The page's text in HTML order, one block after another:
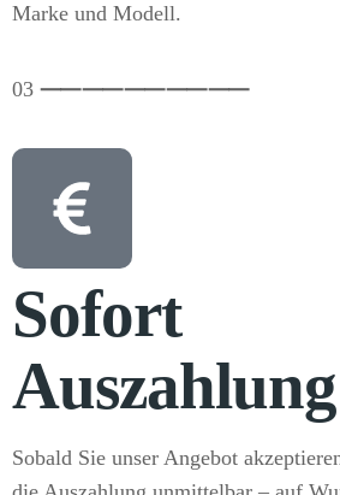
Marke und Modell.
03 ⸺⸺⸺⸺⸺
Sofort
Auszahlung
Sobald Sie unser Angebot